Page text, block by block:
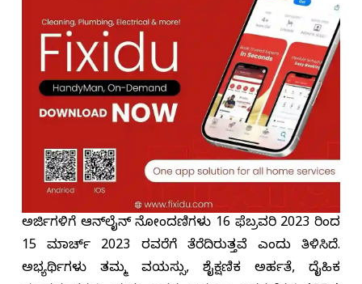
ಅರ್ಜಿಗಳಿಗೆ ಆನ್‌ಲೈನ್ ನೋಂದಣಿಗಳು 16 ಫೆಬ್ರವರಿ 2023 ರಿಂದ
15 ಮಾರ್ಚ್ 2023 ರವರೆಗೆ ತೆರೆದಿರುತ್ತವೆ ಎಂದು ತಿಳಿಸಿದೆ.
ಅಭ್ಯರ್ಥಿಗಳು ತಮ್ಮ ವಯಸ್ಸು, ಶೈಕ್ಷಣಿಕ ಅರ್ಹತೆ, ದೈಹಿಕ